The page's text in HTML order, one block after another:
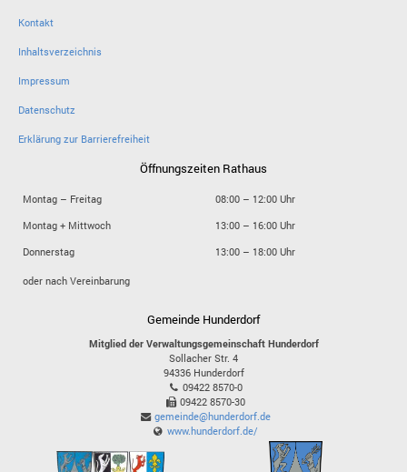
Kontakt
Inhaltsverzeichnis
Impressum
Datenschutz
Erklärung zur Barrierefreiheit
Öffnungszeiten Rathaus
Montag – Freitag
08:00 – 12:00 Uhr
Montag + Mittwoch
13:00 – 16:00 Uhr
Donnerstag
13:00 – 18:00 Uhr
oder nach Vereinbarung
Gemeinde Hunderdorf
Mitglied der Verwaltungsgemeinschaft Hunderdorf
Sollacher Str. 4
94336 Hunderdorf
09422 8570-0
09422 8570-30
gemeinde@hunderdorf.de
www.hunderdorf.de/